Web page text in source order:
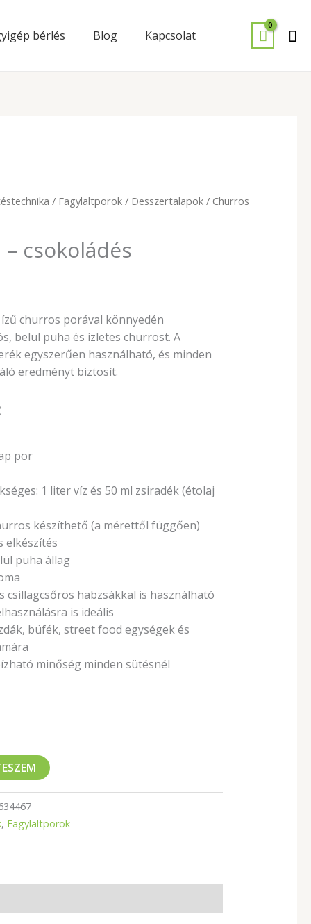
bérlés Blog Kapcsolat
/ Fagylaltporok/ Desszertalapok/ Churros
csokoládés
churros porával könnyedén
belül puha és ízletes churrost. A
egyszerűen használható, és minden
eredményt biztosít.
por
1 liter víz és 50 ml zsiradék (étolaj
készíthető (a mérettől függően)
elkészítés
puha állag
csillagcsőrös habzsákkal is használható
is ideális
büfék, street food egységek és
minőség minden sütésnél
, Fagylaltporok